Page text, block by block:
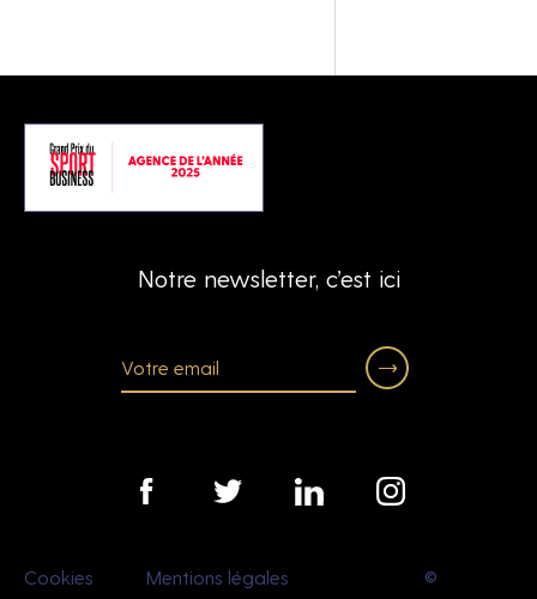
Notre newsletter, c’est ici
Cookies
Mentions légales
©